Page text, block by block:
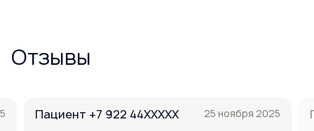
Отзывы
Пациент +7 922 44XXXXX 25 ноября 2025